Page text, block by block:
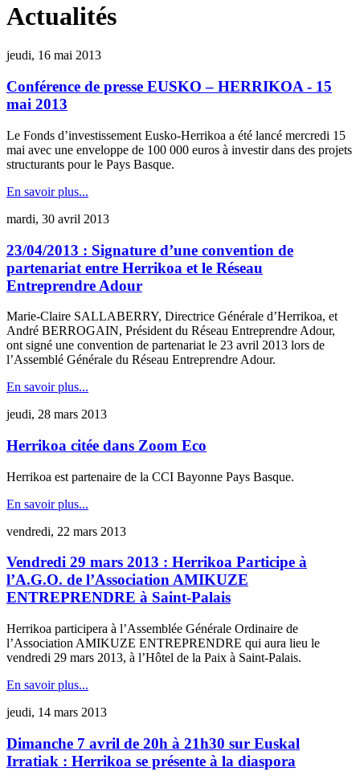
Actualités
jeudi, 16 mai 2013
Conférence de presse EUSKO – HERRIKOA - 15
mai 2013
Le Fonds d’investissement Eusko-Herrikoa a été lancé mercredi 15
mai avec une enveloppe de 100 000 euros à investir dans des projets
structurants pour le Pays Basque.
En savoir plus...
mardi, 30 avril 2013
23/04/2013 : Signature d’une convention de
partenariat entre Herrikoa et le Réseau
Entreprendre Adour
Marie-Claire SALLABERRY, Directrice Générale d’Herrikoa, et
André BERROGAIN, Président du Réseau Entreprendre Adour,
ont signé une convention de partenariat le 23 avril 2013 lors de
l’Assemblé Générale du Réseau Entreprendre Adour.
En savoir plus...
jeudi, 28 mars 2013
Herrikoa citée dans Zoom Eco
Herrikoa est partenaire de la CCI Bayonne Pays Basque.
En savoir plus...
vendredi, 22 mars 2013
Vendredi 29 mars 2013 : Herrikoa Participe à
l’A.G.O. de l’Association AMIKUZE
ENTREPRENDRE à Saint-Palais
Herrikoa participera à l’Assemblée Générale Ordinaire de
l’Association AMIKUZE ENTREPRENDRE qui aura lieu le
vendredi 29 mars 2013, à l’Hôtel de la Paix à Saint-Palais.
En savoir plus...
jeudi, 14 mars 2013
Dimanche 7 avril de 20h à 21h30 sur Euskal
Irratiak : Herrikoa se présente à la diaspora